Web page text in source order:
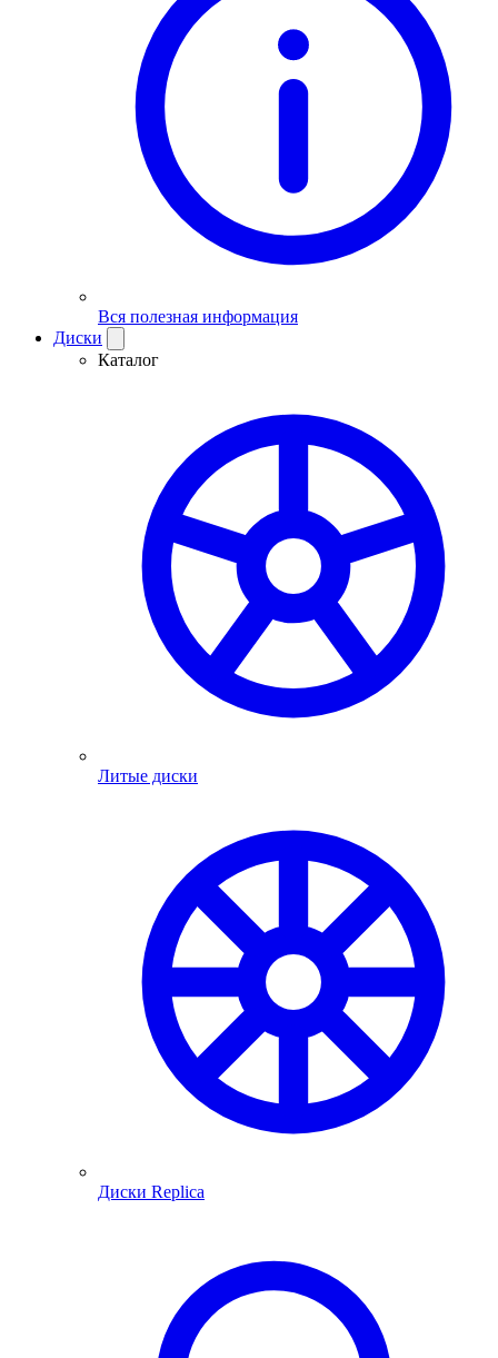
Вся полезная информация
Диски
Каталог
Литые диски
Диски Replica